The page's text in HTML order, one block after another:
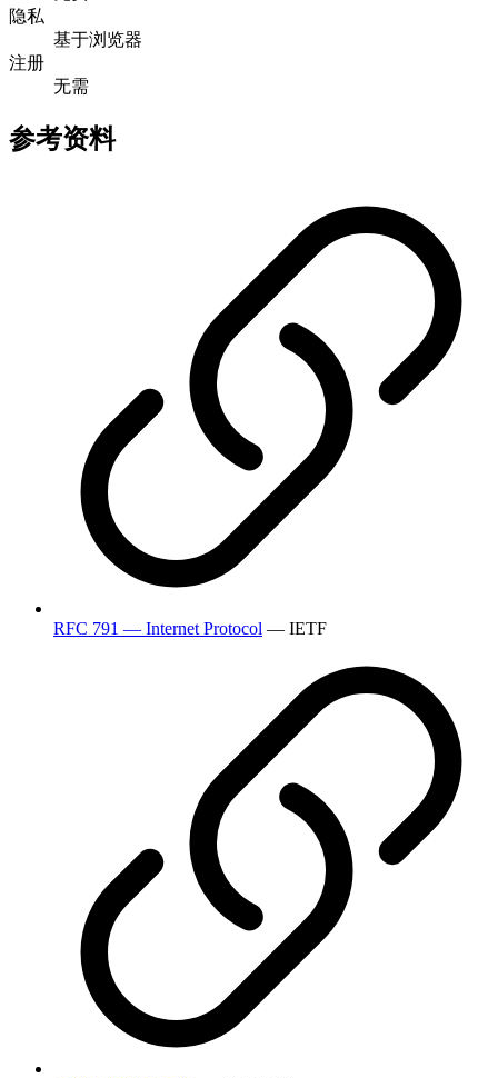
隐私
基于浏览器
注册
无需
参考资料
RFC 791 — Internet Protocol — IETF